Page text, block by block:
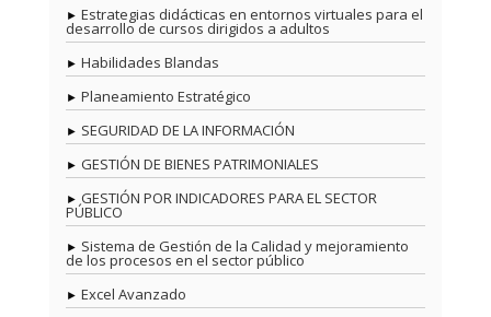
Estrategias didácticas en entornos virtuales para el
desarrollo de cursos dirigidos a adultos
Habilidades Blandas
Planeamiento Estratégico
SEGURIDAD DE LA INFORMACIÓN
GESTIÓN DE BIENES PATRIMONIALES
GESTIÓN POR INDICADORES PARA EL SECTOR
PÚBLICO
Sistema de Gestión de la Calidad y mejoramiento
de los procesos en el sector público
Excel Avanzado